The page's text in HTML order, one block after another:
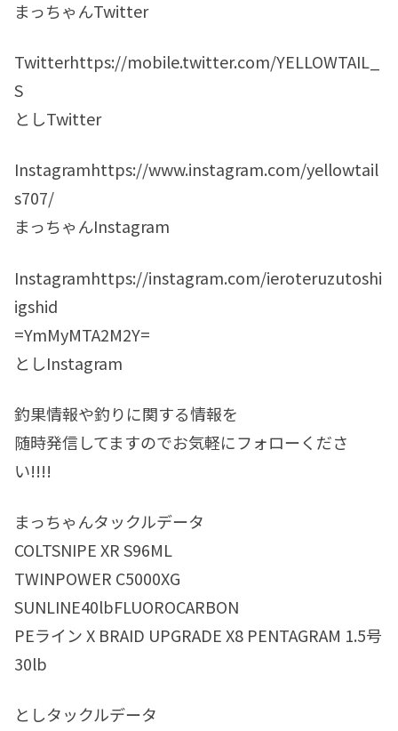
まっちゃんTwitter
Twitterhttps://mobile.twitter.com/YELLOWTAIL_
S
としTwitter
Instagramhttps://www.instagram.com/yellowtail
s707/
まっちゃんInstagram
Instagramhttps://instagram.com/ieroteruzutoshi
igshid
=YmMyMTA2M2Y=
としInstagram
釣果情報や釣りに関する情報を
随時発信してますのでお気軽にフォローくださ
い!!!!
まっちゃんタックルデータ
COLTSNIPE XR S96ML
TWINPOWER C5000XG
SUNLINE40lbFLUOROCARBON
PEライン X BRAID UPGRADE X8 PENTAGRAM 1.5号
30lb
としタックルデータ